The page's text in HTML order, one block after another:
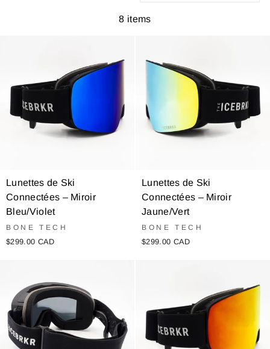
8 items
Lunettes de Ski
Connectées – Miroir
Bleu/Violet
BONE TECH
$299.00 CAD
Lunettes de Ski
Connectées – Miroir
Jaune/Vert
BONE TECH
$299.00 CAD